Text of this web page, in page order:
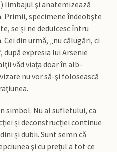
limbajul şi anatemizează
specimene îndeobşte
se şi ne dedulcesc întru
din urmă, „nu călugări, ci
după expresia lui Arsenie
văd viaţa doar în alb-
nu vor să-şi folosească
simbol. Nu al sufletului, ca
şi deconstrucţiei continue
şi dubii. Sunt semn că
şi cu preţul a tot ce